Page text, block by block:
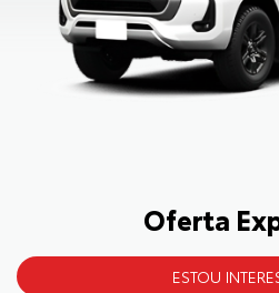
Oferta
ESTOU